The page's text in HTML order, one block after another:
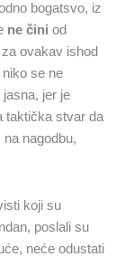
bogatsvo, iz
ne čini od
ovakav ishod
niko se ne
jer je
taktička stvar da
nagodbu,
koji su
poslali su
neće odustati